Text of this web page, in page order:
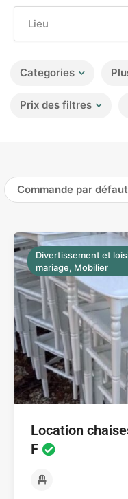
Categories
Prix des filtres
Commande par défaut
Divertissement et
mariage, Mobilier
Location
F